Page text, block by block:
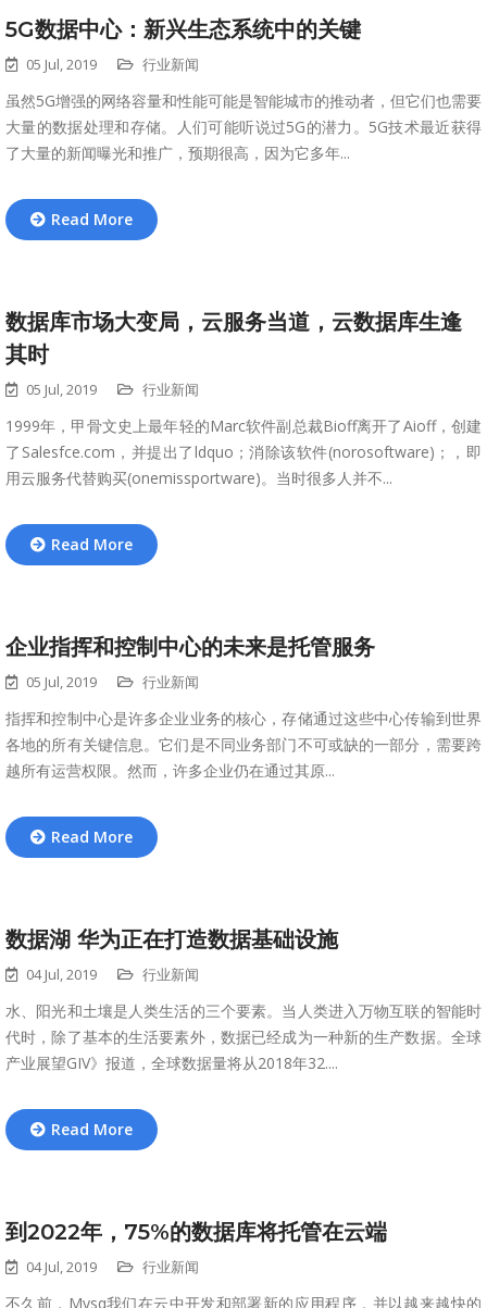
5G数据中心：新兴生态系统中的关键
05 Jul, 2019 行业新闻
虽然5G增强的网络容量和性能可能是智能城市的推动者，但它们也需要
大量的数据处理和存储。人们可能听说过5G的潜力。5G技术最近获得
了大量的新闻曝光和推广，预期很高，因为它多年...
Read More
数据库市场大变局，云服务当道，云数据库生逢
其时
05 Jul, 2019 行业新闻
1999年，甲骨文史上最年轻的Marc软件副总裁Bioff离开了Aioff，创建
了Salesfce.com，并提出了ldquo；消除该软件(norosoftware)；，即
用云服务代替购买(onemissportware)。当时很多人并不...
Read More
企业指挥和控制中心的未来是托管服务
05 Jul, 2019 行业新闻
指挥和控制中心是许多企业业务的核心，存储通过这些中心传输到世界
各地的所有关键信息。它们是不同业务部门不可或缺的一部分，需要跨
越所有运营权限。然而，许多企业仍在通过其原...
Read More
数据湖 华为正在打造数据基础设施
04 Jul, 2019 行业新闻
水、阳光和土壤是人类生活的三个要素。当人类进入万物互联的智能时
代时，除了基本的生活要素外，数据已经成为一种新的生产数据。全球
产业展望GIV》报道，全球数据量将从2018年32....
Read More
到2022年，75%的数据库将托管在云端
04 Jul, 2019 行业新闻
不久前，Mysq我们在云中开发和部署新的应用程序，并以越来越快的